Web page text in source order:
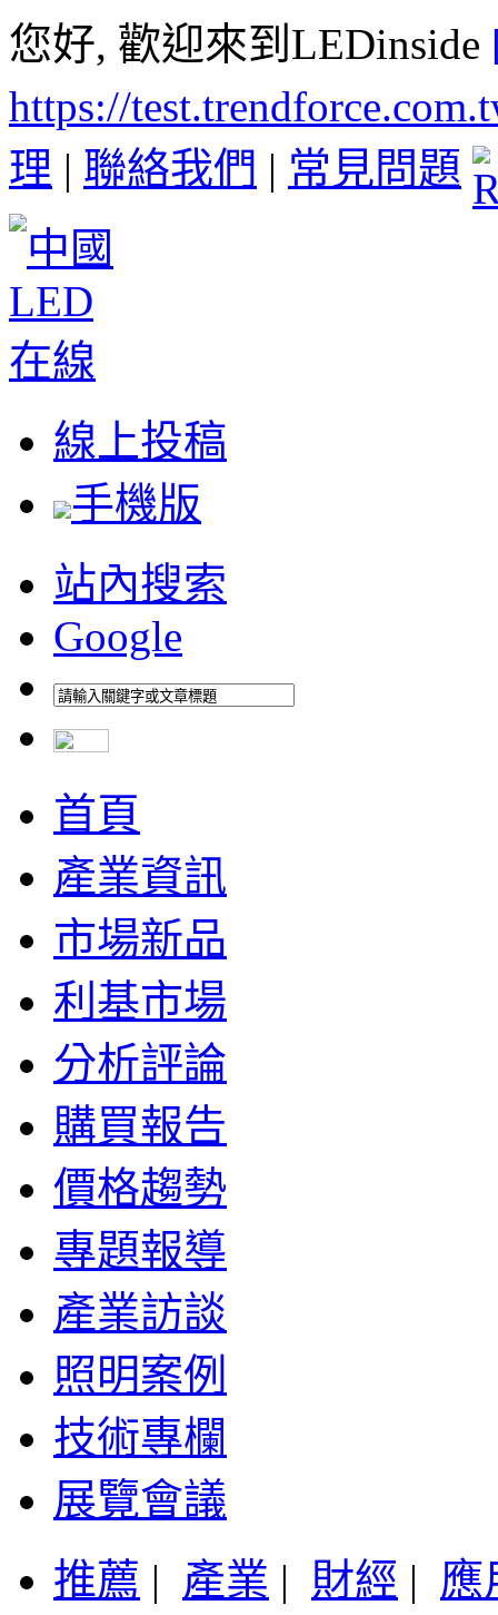
您好, 歡迎來到LEDinside
https://
理 | 聯絡我們 | 常見問題
線上投稿
手機版
站內搜索
Google
首頁
產業資訊
市場新品
利基市場
分析評論
購買報告
價格趨勢
專題報導
產業訪談
照明案例
技術專欄
展覽會議
推薦 | 產業 | 財經 | 應